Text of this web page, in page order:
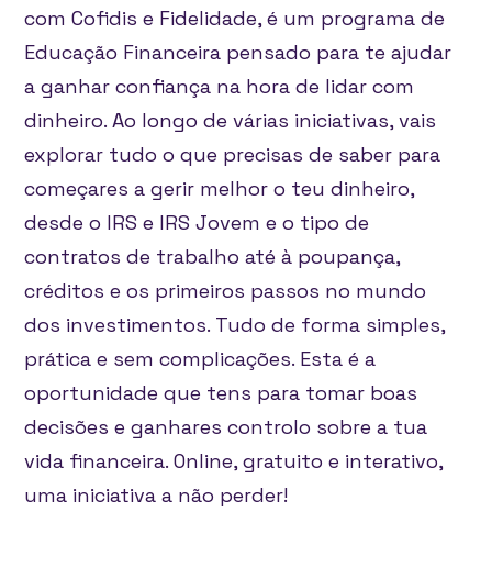
com Cofidis e Fidelidade, é um programa de
Educação Financeira pensado para te ajudar
a ganhar confiança na hora de lidar com
dinheiro. Ao longo de várias iniciativas, vais
explorar tudo o que precisas de saber para
começares a gerir melhor o teu dinheiro,
desde o IRS e IRS Jovem e o tipo de
contratos de trabalho até à poupança,
créditos e os primeiros passos no mundo
dos investimentos. Tudo de forma simples,
prática e sem complicações. Esta é a
oportunidade que tens para tomar boas
decisões e ganhares controlo sobre a tua
vida financeira. Online, gratuito e interativo,
uma iniciativa a não perder!